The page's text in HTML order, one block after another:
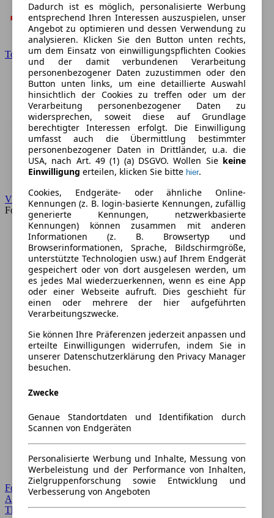
Toyota
VW
Forum
Forum Startseite
Alle Auto-Foren
Themen-Forum
Dadurch ist es möglich, personalisierte Werbung
entsprechend Ihren Interessen auszuspielen, unser
Angebot zu optimieren und dessen Verwendung zu
analysieren. Klicken Sie den Button unten rechts,
um dem Einsatz von einwilligungspflichten Cookies
und der damit verbundenen Verarbeitung
personenbezogener Daten zuzustimmen oder den
Button unten links, um eine detaillierte Auswahl
hinsichtlich der Cookies zu treffen oder um der
Verarbeitung personenbezogener Daten zu
widersprechen, soweit diese auf Grundlage
berechtigter Interessen erfolgt. Die Einwilligung
umfasst auch die Übermittlung bestimmter
personenbezogener Daten in Drittländer, u.a. die
USA, nach Art. 49 (1) (a) DSGVO. Wollen Sie keine
Einwilligung erteilen, klicken Sie bitte hier.
Cookies, Endgeräte- oder ähnliche Online-
Kennungen (z. B. login-basierte Kennungen, zufällig
generierte Kennungen, netzwerkbasierte
Kennungen) können zusammen mit anderen
Informationen (z. B. Browsertyp und
Browserinformationen, Sprache, Bildschirmgröße,
unterstützte Technologien usw.) auf Ihrem Endgerät
gespeichert oder von dort ausgelesen werden, um
es jedes Mal wiederzuerkennen, wenn es eine App
oder einer Webseite aufruft. Dies geschieht für
einen oder mehrere der hier aufgeführten
Verarbeitungszwecke.
Sie können Ihre Präferenzen jederzeit anpassen und
erteilte Einwilligungen widerrufen, indem Sie in
unserer Datenschutzerklärung den Privacy Manager
besuchen.
Zwecke
Genaue Standortdaten und Identifikation durch
Scannen von Endgeräten
Personalisierte Werbung und Inhalte, Messung von
Werbeleistung und der Performance von Inhalten,
Zielgruppenforschung sowie Entwicklung und
Verbesserung von Angeboten